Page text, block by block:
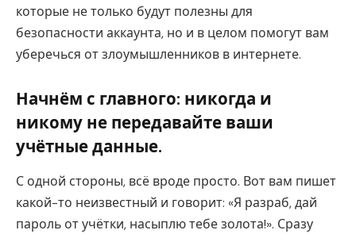
которые не только будут полезны для
безопасности аккаунта, но и в целом помогут вам
уберечься от злоумышленников в интернете.
Начнём с главного: никогда и
никому не передавайте ваши
учётные данные.
С одной стороны, всё вроде просто. Вот вам пишет
какой-то неизвестный и говорит: «Я разраб, дай
пароль от учётки, насыплю тебе золота!». Сразу